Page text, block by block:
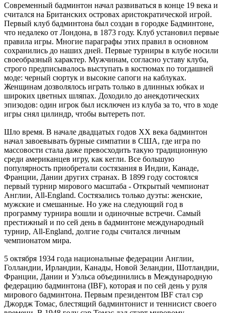
Современный бадминтон начал развиваться в конце 19 века и
считался на Британских островах аристократической игрой.
Первый клуб бадминтона был создан в городке Бадминтоне,
что недалеко от Лондона, в 1873 году. Клуб установил первые
правила игры. Многие параграфы этих правил в основном
сохранились до наших дней. Первые турниры в клубе носили
своеобразный характер. Мужчинам, согласно уставу клуба,
строго предписывалось выступать в костюмах по тогдашней
моде: черный сюртук и высокие сапоги на каблуках.
Женщинам дозволялось играть только в длинных юбках и
широких цветных шляпах. Доходило до анекдотических
эпизодов: один игрок был исключен из клуба за то, что в ходе
игры снял цилиндр, чтобы вытереть пот.
Шло время. В начале двадцатых годов ХХ века бадминтон
начал завоевывать бурные симпатии в США, где игра по
массовости стала даже превосходить такую традиционную
среди американцев игру, как кегли. Все большую
популярность приобретали состязания в Индии, Канаде,
Франции, Дании других странах. В 1899 году состоялся
первый турнир мирового масштаба - Открытый чемпионат
Англии, All-England. Состязались только дуэты: женские,
мужские и смешанные. Но уже на следующий год в
программу турнира вошли и одиночные встречи. Самый
престижный и по сей день в бадминтоне международный
турнир, All-England, долгие годы считался личным
чемпионатом мира.
5 октября 1934 года национальные федерации Англии,
Голландии, Ирландии, Канады, Новой Зеландии, Шотландии,
Франции, Дании и Уэльса объединились в Международную
федерацию бадминтона (IBF), которая и по сей день у руля
мирового бадминтона. Первым президентом IBF стал сэр
Джордж Томас, блестящий бадминтонист и теннисист своего